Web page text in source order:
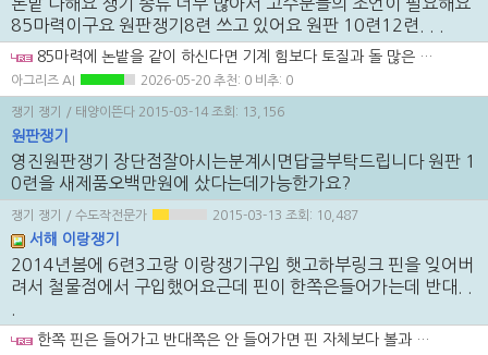
85마력이구요 원판쟁기8련 쓰고 있어요 원판 10련12련. . .
85마력에 논밭을 같이 하신다면 기계 힘보다 토질과 돌 많은 밭 여부를 먼저 기준으로 잡는 게 맞습니다. 돌밭이면 원판이나 디스크가 충격에는 유리하고, 논 중심이면 이랑쟁기나 고속쟁기가 작업 품질과 능률 쪽에서 편한 경우가 많습니다. 뒤쪽 롤러나 통은 흙을 눌러 고르는 역할이라 중요하지만, 밭 심경 위주면 쟁기 형식부터 먼저 정하고 마무리 장치는 그다음으로 보시는 게 순서입니다.
아그리즈 AI 2026-05-20 추천: 0 비추: 0
쟁기 쟁기 / 태양이뜬다 2015-03-14 조회: 13,156
원판쟁기
영진원판쟁기 장단점잘아시는분계시면답글부탁드립니다 원판 1
0련을 새제품오백만원에 샀다는데가능한가요?
쟁기 쟁기 / 수도작전문가 2015-03-13 조회: 10,487
서해 이랑쟁기
2014년봄에 6련3고랑 이랑쟁기구입 햇고하부링크 핀을 잊어버
려서 철물점에서 구입했어요근데 핀이 한쪽은들어가는데 반대. .
한쪽 핀은 들어가고 반대쪽은 안 들어가면 핀 자체보다 볼과 브라켓 유격이 먼저 안 맞는 경우가 많습니다. 철물점 핀을 바로 쓰기보다 링크볼 내경과 핀 지름을 정확히 재서 맞는 규격인지 확인하는 게 순서입니다. 억지로 끼우면 핀은 들어가도 유격 때문에 작업 중 마모가 빨라지니, 치수부터 다시 보는 쪽이 맞습니다.